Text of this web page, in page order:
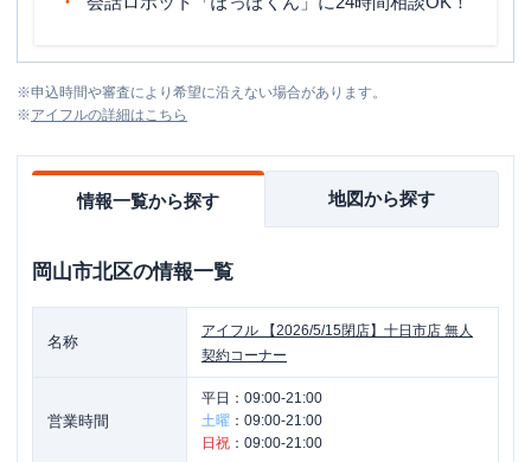
※申込時間や審査により希望に沿えない場合があります。
※アイフルの詳細はこちら
情報一覧から探す 地図から探す
岡山市北区の情報一覧
名称
アイフル
【2026/5/15閉店】十日市店 無人
契約コーナー
営業時間
平日： 09:00-21:00
土曜 ： 09:00-21:00
日祝 ： 09:00-21:00